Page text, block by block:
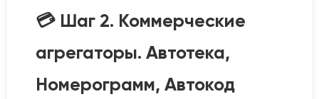
💳 Шаг 2. Коммерческие
агрегаторы. Автотека,
Номерограмм, Автокод